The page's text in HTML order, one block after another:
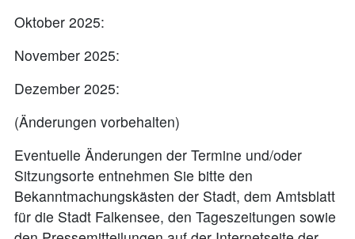
Oktober 2025:
November 2025:
Dezember 2025:
(Änderungen vorbehalten)
Eventuelle Änderungen der Termine und/oder
Sitzungsorte entnehmen Sie bitte den
Bekanntmachungskästen der Stadt, dem Amtsblatt
für die Stadt Falkensee, den Tageszeitungen sowie